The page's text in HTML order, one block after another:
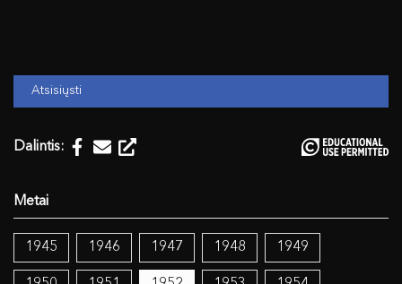
Atsisiųsti
Dalintis:
1945 1946 1947 1948 1949